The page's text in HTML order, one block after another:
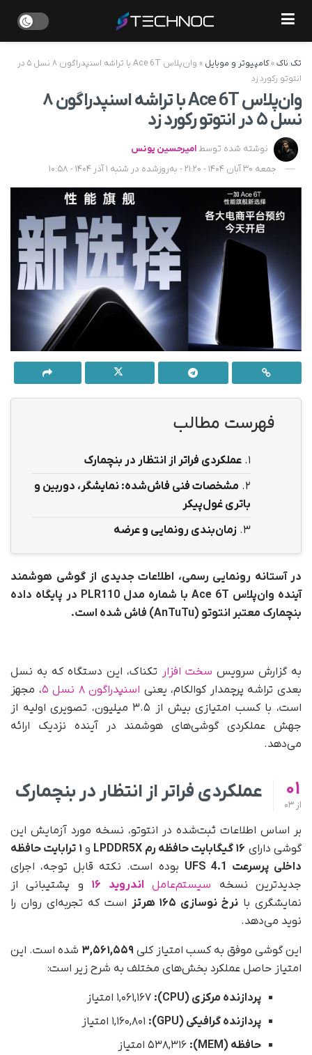
تک ناک»کامپیوتر و موبایل »
وان‌پلاس Ace 6T با تراشه اسنپدراگون ۸ نسل ۵ در
انتوتو رکورد زد
وان‌پلاس Ace 6T با تراشه اسنپدراگون ۸
نسل ۵ در انتوتو رکورد زد
نوشته شده توسط امیرحسین یونس
جمعه 30 آبان 1404 - 21:20 - به‌روزشده در شنبه 1 آذر 1404 - 10:58
فهرست مطالب
1. عملکردی فراتر از انتظار در بنچمارک
2. مشخصات فنی فاش‌شده: نمایشگر، دوربین و
باتری غول‌پیکر
3. زمان‌بندی رونمایی و عرضه
در آستانه رونمایی رسمی، اطلاعات جدیدی از گوشی هوشمند
آینده وان‌پلاس Ace 6T با شماره مدل PLR110 در پایگاه داده
بنچمارک معتبر انتوتو (AnTuTu) فاش شده است.
به گزارش سرویس سخت افزار تکناک، این دستگاه که به نسل
بعدی تراشه پرچمدار کوالکام، یعنی اسنپدراگون ۸ نسل ۵
، مجهز
است، با کسب امتیازی بیش از ۳.۵ میلیون، تصویری اولیه از
جهش عملکردی گوشی‌های هوشمند در آینده نزدیک ارائه
می‌دهد.
01
از
عملکردی فراتر از انتظار در بنچمارک
بر اساس اطلاعات ثبت‌شده در انتوتو، نسخه مورد آزمایش این
گوشی دارای ۱۶ گیگابایت حافظه رم LPDDR5X و
۱ ترابایت حافظه
داخلی پرسرعت UFS 4.1
بوده است. نکته قابل توجه، اجرای
جدیدترین نسخه سیستم‌عامل اندروید ۱۶
و پشتیبانی از
نمایشگری با نرخ نوسازی ۱۶۵ هرتز
است که تجربه‌ای روان را
نوید می‌دهد.
این گوشی موفق به کسب امتیاز کلی ۳,۵۶۱,۵۵۹ شده است. این
امتیاز حاصل عملکرد بخش‌های مختلف به شرح زیر است:
پردازنده مرکزی (CPU):
۱,۰۶۱,۱۶۷ امتیاز
پردازنده گرافیکی (GPU):
حافظه (MEM):
۵۳۸,۳۱۶ امتیاز